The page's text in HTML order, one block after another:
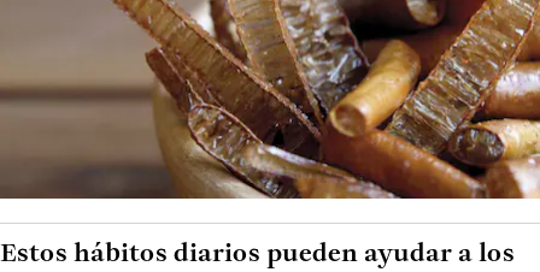
Estos hábitos diarios pueden ayudar a los